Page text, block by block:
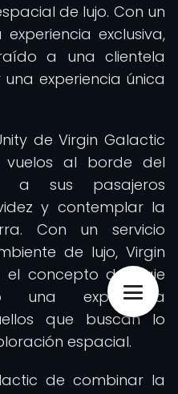
de lujo. Con un
exclusiva,
a una clientela
experiencia única
de Virgin Galactic
vuelos al borde del
a sus pasajeros
y contemplar la
Con un servicio
de lujo, Virgin
el concepto de viaje
una experiencia
que buscan lo
espacial.
de combinar la